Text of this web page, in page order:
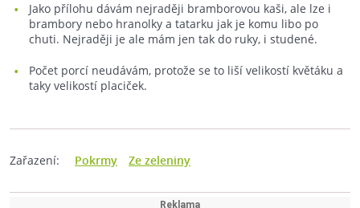
Jako přílohu dávám nejraději bramborovou kaši, ale lze i
brambory nebo hranolky a tatarku jak je komu libo po
chuti. Nejraději je ale mám jen tak do ruky, i studené.
Počet porcí neudávám, protože se to liší velikostí květáku a
taky velikostí placiček.
Zařazení: Pokrmy Ze zeleniny